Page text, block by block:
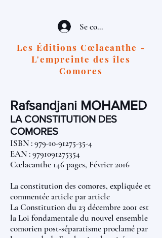
Se connecter
Les Éditions Cœlacanthe -
L'empreinte des îles
Comores
Rafsandjani MOHAMED
LA CONSTITUTION DES
COMORES
ISBN :979-10-91275-35-4
EAN : 9791091275354
Cœlacanthe 146 pages, Février 2016
La constitution des comores, expliquée et
commentée article par article
La Constitution du 23 décembre 2001 est
la Loi fondamentale du nouvel ensemble
comorien post-séparatisme proclamé par